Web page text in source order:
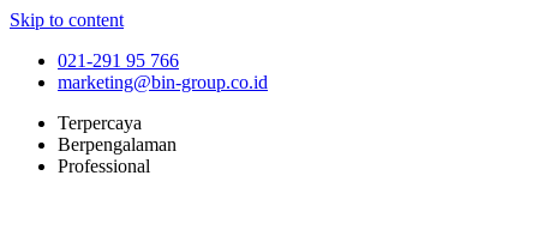
Skip to content
021-291 95 766
marketing@bin-group.co.id
Terpercaya
Berpengalaman
Professional